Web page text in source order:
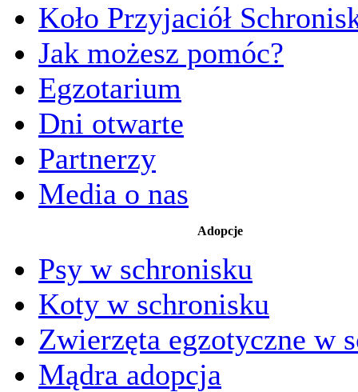
Koło Przyjaciół
Jak możesz pomóc?
Egzotarium
Dni otwarte
Partnerzy
Media o nas
Adopcje
Psy w schronisku
Koty w schronisku
Zwierzęta egzotyczne w
Mądra adopcja